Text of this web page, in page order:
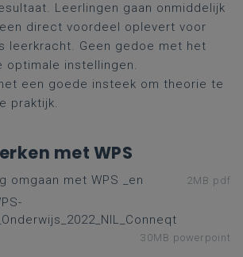
Leerlingen gaan onmiddelijk
direct voordeel oplevert voor
leerkracht. Geen gedoe met het
optimale instellingen.
een goede insteek om theorie te
praktijk.
met WPS
omgaan met WPS _en 2MB pdf
30MB powerpoint